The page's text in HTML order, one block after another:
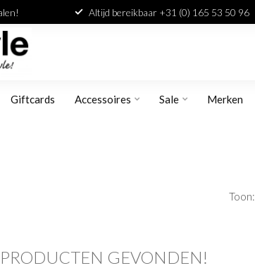
Altijd bereikbaar +31 (0) 165 53 50 96
Giftcards Accessoires Sale Merken
Toon:
GEVONDEN!